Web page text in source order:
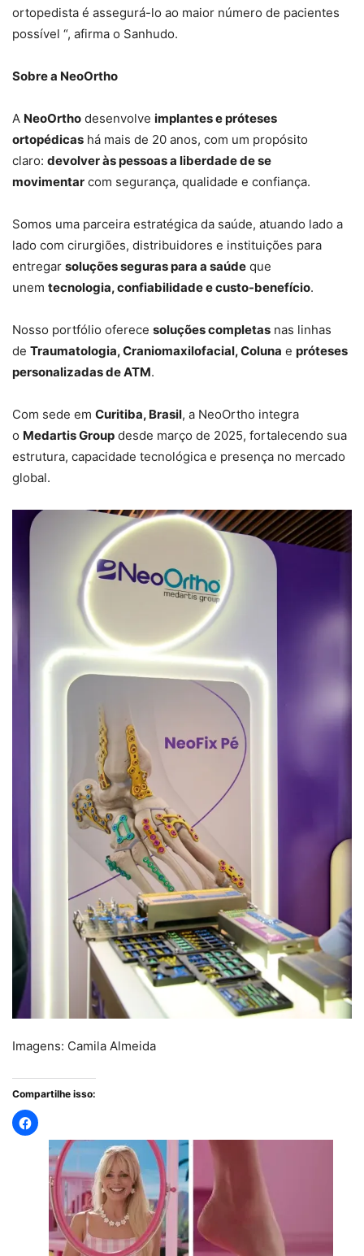
ortopedista é assegurá-lo ao maior número de pacientes
possível “, afirma o Sanhudo.
Sobre a NeoOrtho
A NeoOrtho desenvolve implantes e próteses
ortopédicas há mais de 20 anos, com um propósito
claro: devolver às pessoas a liberdade de se
movimentar com segurança, qualidade e confiança.
Somos uma parceira estratégica da saúde, atuando lado a
lado com cirurgiões, distribuidores e instituições para
entregar soluções seguras para a saúde que
unem tecnologia, confiabilidade e custo-benefício.
Nosso portfólio oferece soluções completas nas linhas
de Traumatologia, Craniomaxilofacial, Coluna e próteses
personalizadas de ATM.
Com sede em Curitiba, Brasil, a NeoOrtho integra
o Medartis Group desde março de 2025, fortalecendo sua
estrutura, capacidade tecnológica e presença no mercado
global.
Imagens: Camila Almeida
Compartilhe isso: